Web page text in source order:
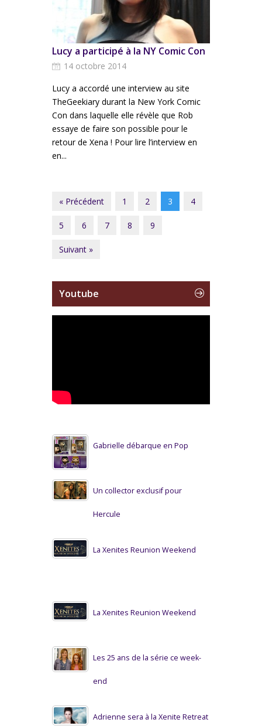
Lucy a participé à la NY Comic Con
14 octobre 2014
Lucy a accordé une interview au site
TheGeekiary durant la New York Comic
Con dans laquelle elle révèle que Rob
essaye de faire son possible pour le
retour de Xena ! Pour lire l’interview en
en...
« Précédent 1 2 3 4
5 6 7 8 9
Suivant »
Youtube
Gabrielle débarque en Pop
Un collector exclusif pour
Hercule
La Xenites Reunion Weekend
La Xenites Reunion Weekend
Les 25 ans de la série ce week-
end
Adrienne sera à la Xenite Retreat